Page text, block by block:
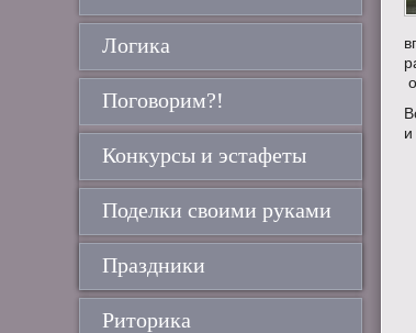
и
Логика
Поговорим?!
Конкурсы и эстафеты
Поделки своими руками
Праздники
Риторика